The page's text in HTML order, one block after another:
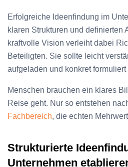
Erfolgreiche Ideenfindung im
klaren Strukturen und definierten
kraftvolle Vision verleiht dabei
Beteiligten. Sie sollte leicht
aufgeladen und konkret formuliert
Menschen brauchen ein klares
Reise geht. Nur so entstehen
Fachbereich, die echten
Strukturierte
Unternehmen